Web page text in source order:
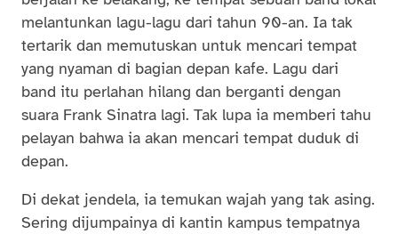
melantunkan lagu-lagu dari tahun 90-an. Ia tak
tertarik dan memutuskan untuk mencari tempat
yang nyaman di bagian depan kafe. Lagu dari
band itu perlahan hilang dan berganti dengan
suara Frank Sinatra lagi. Tak lupa ia memberi tahu
pelayan bahwa ia akan mencari tempat duduk di
depan.
Di dekat jendela, ia temukan wajah yang tak asing.
Sering dijumpainya di kantin kampus tempatnya